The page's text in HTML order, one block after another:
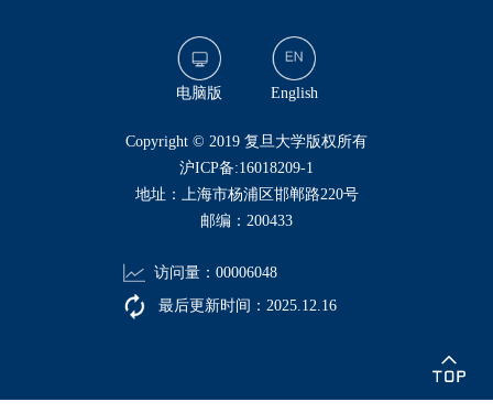
电脑版 English
​Copyright © 2019 复旦大学版权所有
沪ICP备:16018209-1
地址：上海市杨浦区邯郸路220号
邮编：200433
访问量： 00006048
最后更新时间： 2025 12 16